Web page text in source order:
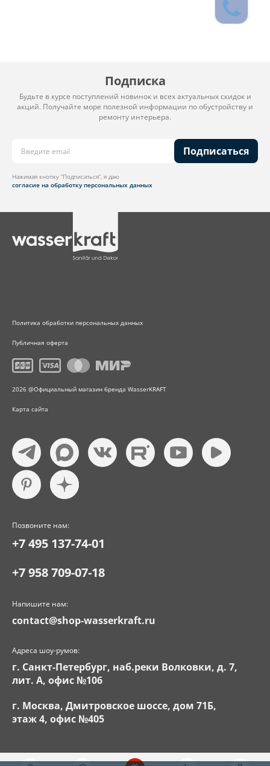
Подписка
Будьте в курсе поступлений новинок и всех актуальных скидок и
акций. Получайте море полезной информации по обустройству и
ремонту интерьера.
Подписаться
Нажимая кнопку “Подписаться”, я даю
согласие на обработку персональных данных
Политика обработки персональных данных
Публичная оферта
2026 @Официальный магазин бренда WasserKRAFT
Карта сайта
Позвоните нам:
+7 495 137-74-01
+7 958 709-07-18
Напишите нам:
contact@shop-wasserkraft.ru
Адреса шоу-румов:
г. Санкт-Петербург, наб.реки Волковки, д. 7,
лит. А, офис №106
г. Москва, Дмитровское шоссе, дом 71Б,
этаж 4, офис №405